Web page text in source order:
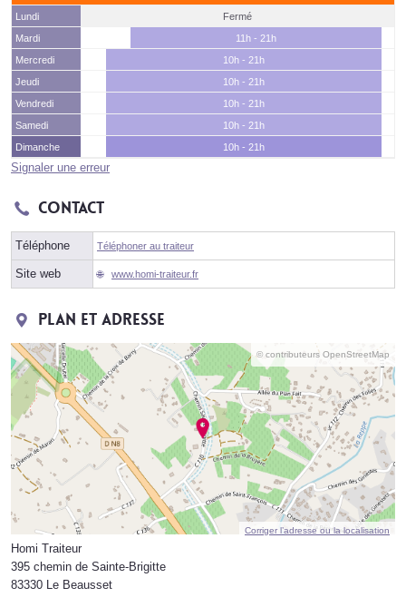
Lundi
Fermé
Mardi
11h - 21h
Mercredi
10h - 21h
Jeudi
10h - 21h
Vendredi
10h - 21h
Samedi
10h - 21h
Dimanche
10h - 21h
Signaler une erreur
Contact
Téléphone Téléphoner au traiteur
Site web www.homi-traiteur.fr
Plan et adresse
© contributeurs OpenStreetMap
Corriger l’adresse ou la localisation
Homi Traiteur
395 chemin de Sainte-Brigitte
83330 Le Beausset